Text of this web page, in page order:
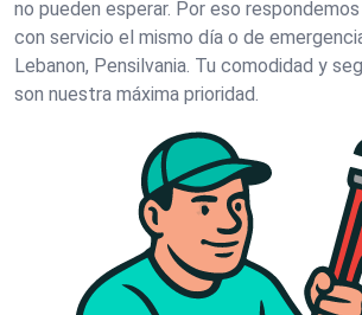
no pueden esperar. Por eso
con servicio el mismo día o de
Lebanon, Pensilvania. Tu comodidad y
son nuestra máxima prioridad.